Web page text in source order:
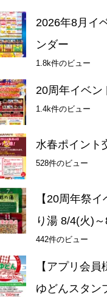
2026年8月イ
ンダー
1.8k件のビュー
20周年イベン
1.4k件のビュー
水春ポイント
528件のビュー
【20周年祭
り湯 8/4(火)
442件のビュー
【アプリ会
ゆどんスタ